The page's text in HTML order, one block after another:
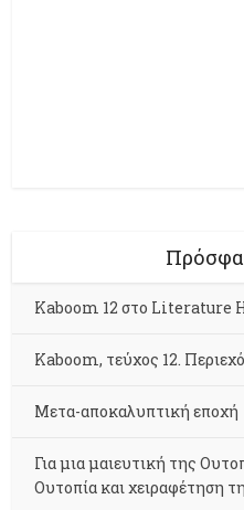
Kaboom 12 στο Literature
Kaboom, τεύχος 12.
Μετα-αποκαλυπτική εποχή
Για μια μαιευτική της
Ουτοπία και χειραφέτηση